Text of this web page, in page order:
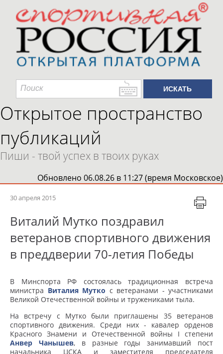
Открытое пространство
публикаций
Пиши - твой успех в твоих руках
Обновлено 06.08.26 в 11:27 (время Московское)
30 апреля 2015
Виталий Мутко поздравил
ветеранов спортивного движения
в преддверии 70-летия Победы
В Минспорта РФ состоялась традиционная встреча
министра Виталия Мутко с ветеранами - участниками
Великой Отечественной войны и тружениками тыла.
На встречу с Мутко были приглашены 35 ветеранов
спортивного движения. Среди них - кавалер орденов
Красного Знамени и Отечественной войны I степени
Анвер Чанышев, в разные годы занимавший пост
начальника ЦСКА и заместителя председателя